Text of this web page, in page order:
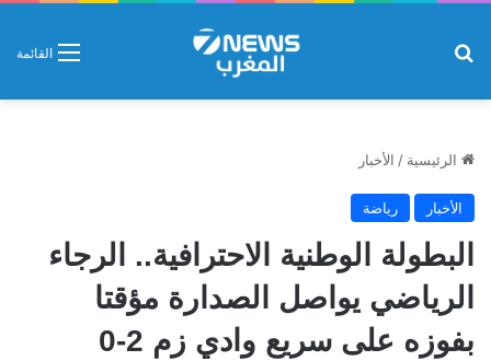
القائمة
الرئيسية / الأخبار
الأخبار رياضة
البطولة الوطنية الاحترافية.. الرجاء
الرياضي يواصل الصدارة مؤقتا
بفوزه على سريع وادي زم 2-0